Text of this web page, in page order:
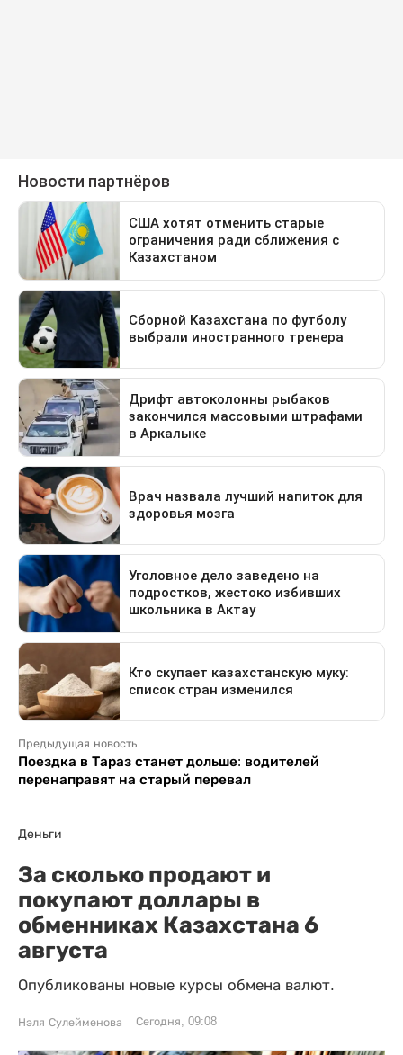
Предыдущая новость
Поездка в Тараз станет дольше: водителей
перенаправят на старый перевал
Деньги
За сколько продают и
покупают доллары в
обменниках Казахстана 6
августа
Опубликованы новые курсы обмена валют.
Нэля Сулейменова Сегодня, 09:08